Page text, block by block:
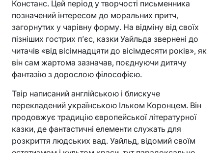
Констанс. Цей період у творчості письменника
позначений інтересом до моральних притч,
загорнутих у чарівну форму. На відміну від своїх
пізніших гострих п’єс, казки Уайльда звернені до
читачів «від вісімнадцяти до вісімдесяти років», як
він сам жартома зазначав, поєднуючи дитячу
фантазію з дорослою філософією.
Твір написаний англійською і блискуче
перекладений українською Ільком Коронцем. Він
продовжує традицію європейської літературної
казки, де фантастичні елементи служать для
розкриття людських вад. Уайльд, відомий своїм